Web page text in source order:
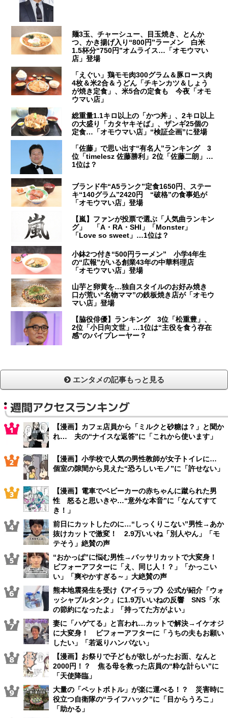
麺3玉、チャーシュー、目玉焼き、とんか
つ、かき揚げ入り“800円”ラーメン 白米
1.5杯分“750円”オムライス…「オモウマい
店」登場
「えぐい」鶏モモ肉300グラム＆豚ロース肉
4枚＆米2合＆うどん「チキンカツ＆しょう
が焼き定食」、米5合の定食も 今夜「オモ
ウマい店」
総重量1.1キロ以上の「かつ丼」、2キロ以上
の大盛り「カタヤキそば」、ザンギ25個の
定食…「オモウマい店」“検証企画”に登場
「佐藤」で思い出す“有名人”ランキング 3
位「timelesz 佐藤勝利」2位「佐藤二朗」…
1位は？
ブランド牛“A5ランク”定食1650円、ステー
キ“140グラム”2420円 “破格”の食事処が
「オモウマい店」登場
【嵐】ファンが投票で選ぶ「人気曲ランキン
グ」 「A・RA・SHI」「Monster」
「Love so sweet」…1位は？
小鉢2つ付き“500円ラーメン” 小学4年生
の“広報”がいる創業43年の中華料理店
「オモウマい店」登場
山芋と卵黄を…独自スタイルのお好み焼き
口が荒い“名物ママ”の鉄板焼き店が「オモウ
マい店」登場
【脇役俳優】ランキング 3位「松重豊」、
2位「小日向文世」…1位は“主役を食う存在
感”のバイプレーヤー？
エンタメの記事もっと見る
週間アクセスランキング
【漫画】カフェ店員から「ミルクと砂糖は？」と聞か
れ… 夫の“ナイスな返答”に「これから使います」
【漫画】小学校で人気の男性教師が女子トイレに…
個室の隙間から見えた“恐ろしいモノ”に「許せない」
【漫画】電車でベビーカーの赤ちゃんに蹴られた男
性 怒ると思いきや…“意外な本音”に「なんてすて
き！」
前日にカットしたのに…“しっくりこない”男性→あか
抜けカットで激変！ 2.9万いいね「別人やん」「モ
テそう」絶賛の声
“おかっぱ”に悩む男性→バッサリカットで大変身！
ビフォーアフターに「え、同じ人！？」「かっこい
い」「爽やかすぎる～」大絶賛の声
熊本地震発生を受け《アイラップ》公式が紹介「ウォ
ッシャブルタンク」に1.9万いいねの反響 SNS「水
の節約になったよ」「持ってた方がよい」
妻に「ハゲてる」と言われ…カットで解決→イケオジ
に大変身！ ビフォーアフターに「うちの夫もお願い
したい」「若返りハンパない」
【漫画】お祭りで子どもが欲しがったお面、なんと
2000円！？ 焦る母を救った店員の“粋な計らい”に
「天使降臨」
大量の「ペットボトル」が楽に運べる！？ 災害時に
役立つ自衛隊の“ライフハック”に「目からうろこ」
「助かる」